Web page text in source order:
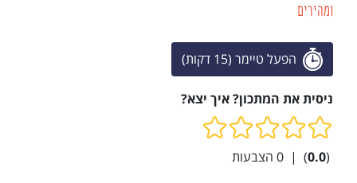
ומהירים
הפעל טיימר (15 דקות)
ניסית את המתכון? איך יצא?
(
0.0
)
|
0 הצבעות